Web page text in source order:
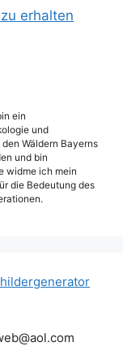
erhalten
ein
und
Wäldern Bayerns
und bin
widme ich mein
die Bedeutung des